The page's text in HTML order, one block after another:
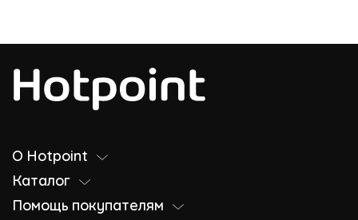
О Hotpoint
Каталог
Помощь покупателям